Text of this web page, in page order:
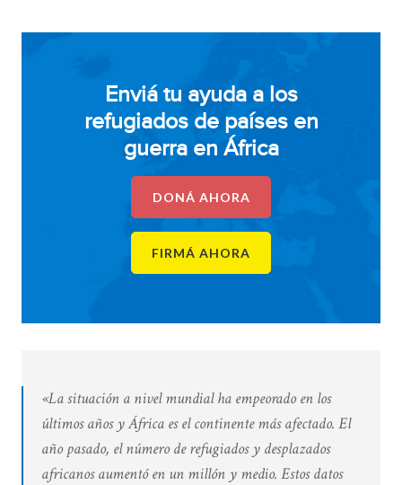
Enviá tu ayuda a los
refugiados de países en
guerra en África
DONÁ AHORA
FIRMÁ AHORA
«La situación a nivel mundial ha empeorado en los
últimos años y África es el continente más afectado. El
año pasado, el número de refugiados y desplazados
africanos aumentó en un millón y medio. Estos datos